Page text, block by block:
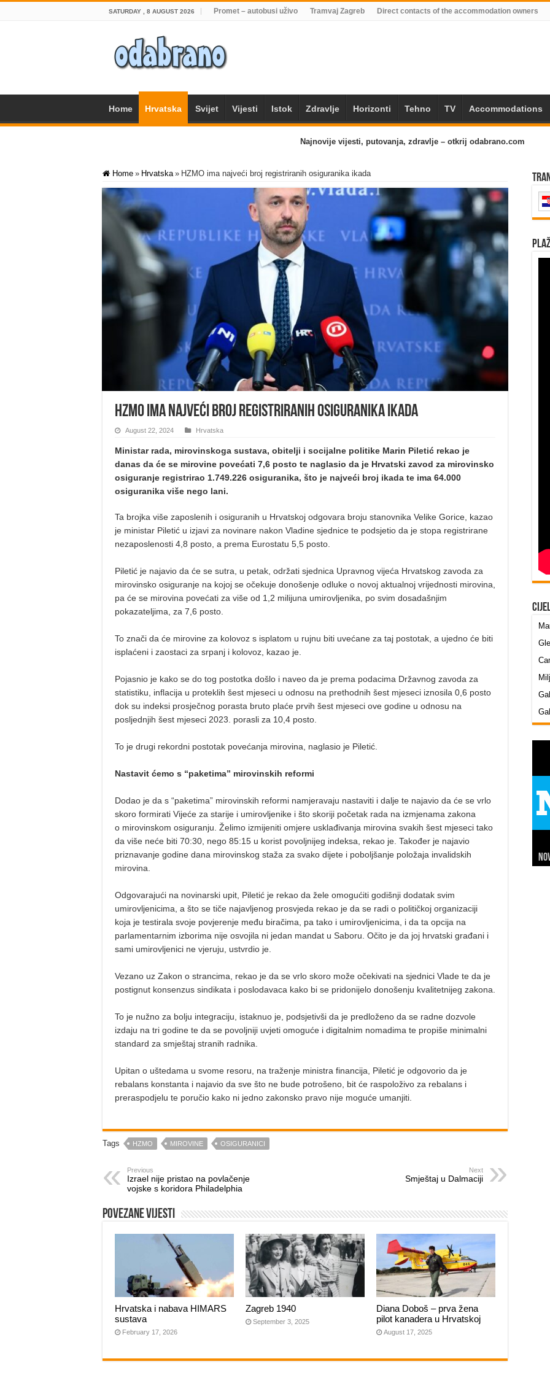
SATURDAY , 8 AUGUST 2026 Promet – autobusi uživo Tramvaj Zagreb Direct contacts of the accommodation owners
Home Hrvatska Svijet Vijesti Istok Zdravlje Horizonti Tehno TV Accommodations
Najnovije vijesti, putovanja, zdravlje – otkrij odabrano.com
Home » Hrvatska » HZMO ima najveći broj registriranih osiguranika ikada
HZMO ima najveći broj registriranih osiguranika ikada
August 22, 2024 Hrvatska
Ministar rada, mirovinskoga sustava, obitelji i socijalne politike Marin Piletić rekao je
danas da će se mirovine povećati 7,6 posto te naglasio da je Hrvatski zavod za mirovinsko
osiguranje registrirao 1.749.226 osiguranika, što je najveći broj ikada te ima 64.000
osiguranika više nego lani.
Ta brojka više zaposlenih i osiguranih u Hrvatskoj odgovara broju stanovnika Velike Gorice, kazao
je ministar Piletić u izjavi za novinare nakon Vladine sjednice te podsjetio da je stopa registrirane
nezaposlenosti 4,8 posto, a prema Eurostatu 5,5 posto.
Piletić je najavio da će se sutra, u petak, održati sjednica Upravnog vijeća Hrvatskog zavoda za
mirovinsko osiguranje na kojoj se očekuje donošenje odluke o novoj aktualnoj vrijednosti mirovina,
pa će se mirovina povećati za više od 1,2 milijuna umirovljenika, po svim dosadašnjim
pokazateljima, za 7,6 posto.
To znači da će mirovine za kolovoz s isplatom u rujnu biti uvećane za taj postotak, a ujedno će biti
isplaćeni i zaostaci za srpanj i kolovoz, kazao je.
Pojasnio je kako se do tog postotka došlo i naveo da je prema podacima Državnog zavoda za
statistiku, inflacija u proteklih šest mjeseci u odnosu na prethodnih šest mjeseci iznosila 0,6 posto
dok su indeksi prosječnog porasta bruto plaće prvih šest mjeseci ove godine u odnosu na
posljednjih šest mjeseci 2023. porasli za 10,4 posto.
To je drugi rekordni postotak povećanja mirovina, naglasio je Piletić.
Nastavit ćemo s “paketima” mirovinskih reformi
Dodao je da s “paketima” mirovinskih reformi namjeravaju nastaviti i dalje te najavio da će se vrlo
skoro formirati Vijeće za starije i umirovljenike i što skoriji početak rada na izmjenama zakona
o mirovinskom osiguranju. Želimo izmijeniti omjere usklađivanja mirovina svakih šest mjeseci tako
da više neće biti 70:30, nego 85:15 u korist povoljnijeg indeksa, rekao je. Također je najavio
priznavanje godine dana mirovinskog staža za svako dijete i poboljšanje položaja invalidskih
mirovina.
Odgovarajući na novinarski upit, Piletić je rekao da žele omogućiti godišnji dodatak svim
umirovljenicima, a što se tiče najavljenog prosvjeda rekao je da se radi o političkoj organizaciji
koja je testirala svoje povjerenje među biračima, pa tako i umirovljenicima, i da ta opcija na
parlamentarnim izborima nije osvojila ni jedan mandat u Saboru. Očito je da joj hrvatski građani i
sami umirovljenici ne vjeruju, ustvrdio je.
Vezano uz Zakon o strancima, rekao je da se vrlo skoro može očekivati na sjednici Vlade te da je
postignut konsenzus sindikata i poslodavaca kako bi se pridonijelo donošenju kvalitetnijeg zakona.
To je nužno za bolju integraciju, istaknuo je, podsjetivši da je predloženo da se radne dozvole
izdaju na tri godine te da se povoljniji uvjeti omoguće i digitalnim nomadima te propiše minimalni
standard za smještaj stranih radnika.
Upitan o uštedama u svome resoru, na traženje ministra financija, Piletić je odgovorio da je
rebalans konstanta i najavio da sve što ne bude potrošeno, bit će raspoloživo za rebalans i
preraspodjelu te poručio kako ni jedno zakonsko pravo nije moguće umanjiti.
Tags HZMO MIROVINE OSIGURANICI
Previous
Izrael nije pristao na povlačenje
vojske s koridora Philadelphia
Next
Smještaj u Dalmaciji
Povezane vijesti
Hrvatska i nabava HIMARS
sustava
February 17, 2026
Zagreb 1940
September 3, 2025
Diana Doboš – prva žena
pilot kanadera u Hrvatskoj
August 17, 2025
7
24